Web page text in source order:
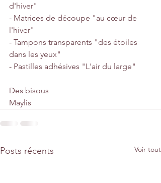
d'hiver"
- Matrices de découpe "au cœur de
l'hiver"
- Tampons transparents "des étoiles
dans les yeux"
- Pastilles adhésives "L'air du large"
Des bisous
Maylis
Posts récents Voir tout